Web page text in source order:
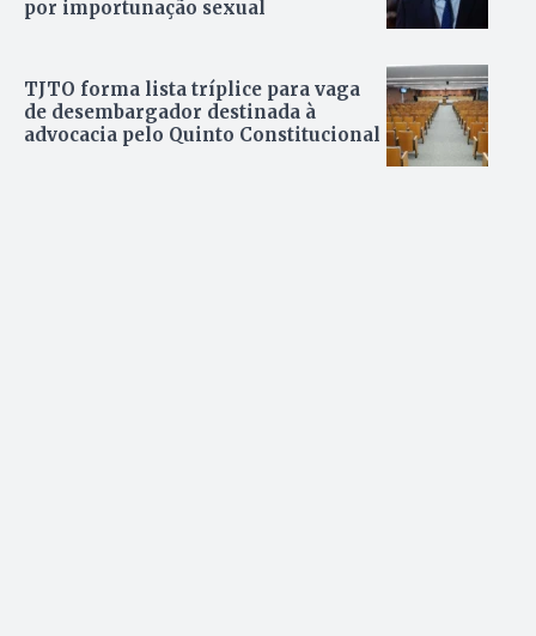
por importunação sexual
TJTO forma lista tríplice para vaga
de desembargador destinada à
advocacia pelo Quinto Constitucional